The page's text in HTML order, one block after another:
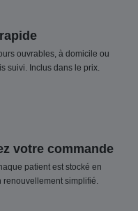
ouvrables, à domicile ou
suivi. Inclus dans le prix.
votre commande
patient est stocké en
renouvellement simplifié.